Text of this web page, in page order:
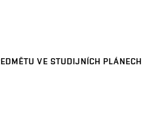
VE STUDIJNÍCH PLÁNECH